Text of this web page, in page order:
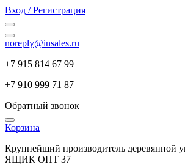
Вход / Регистрация
noreply@insales.ru
+7 915 814 67 99
+7 910 999 71 87
Обратный звонок
Корзина
Крупнейший производитель деревянной
ЯЩИК ОПТ 37